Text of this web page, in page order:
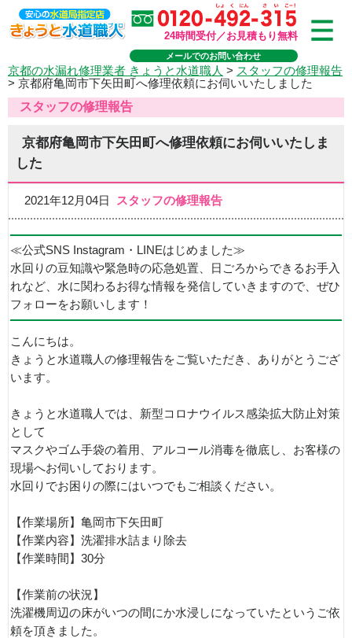
24時間受付／お見積もり無料
メールでのお問い合わせ
京都の水漏れ修理業者 きょうと水道職人 > スタッフの修理報告
> 京都府亀岡市下矢田町へ修理依頼にお伺いいたしました
スタッフの修理報告
京都府亀岡市下矢田町へ修理依頼にお伺いいたしま
した
2021年12月04日 スタッフの修理報告
≪公式SNS Instagram・LINEはじめました≫
水回りの豆知識や緊急時の応急処置、日ごろからできるお手入
れなど、水に関わるお得な情報を発信していきますので、ぜひ
フォローをお願いします！
こんにちは。
きょうと水道職人の修理報告をご覧いただき、ありがとうござ
います。
きょうと水道職人では、新型コロナウイルス感染拡大防止対策
として
マスクやゴム手袋の着用、アルコール消毒を徹底し、お客様の
現場へお伺いしております。
水回りでお困りの際にはいつでもご相談ください。
【作業場所】亀岡市下矢田町
【作業内容】洗濯排水詰まり除去
【作業時間】30分
【作業前の状況】
洗濯機周辺の床がいつの間にか水浸しになっていたというご依
頼を頂きました。